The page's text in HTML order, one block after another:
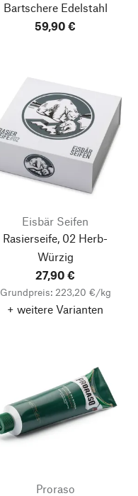
Bartschere Edelstahl
59,90 €
Eisbär Seifen
Rasierseife, 02 Herb-
Würzig
27,90 €
Grundpreis: 223,20 €/kg
+ weitere Varianten
Proraso